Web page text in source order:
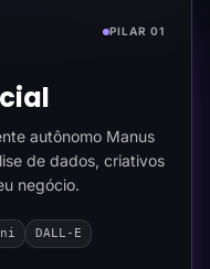
PILAR 01
autônomo Manus
de dados, criativos
negócio.
DALL-E